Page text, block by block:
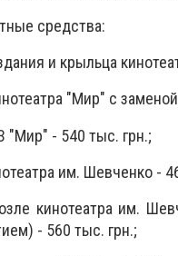
средства:
и крыльца
"Мир" с
"Мир" - 540 тыс. грн.;
им. Шевченко -
кинотеатра им.
- 560 тыс. грн.;